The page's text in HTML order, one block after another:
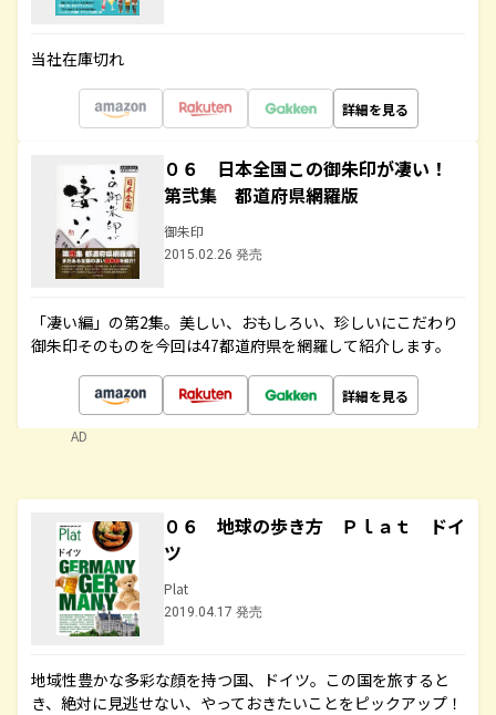
当社在庫切れ
詳細を見る
０６ 日本全国この御朱印が凄い！
第弐集 都道府県網羅版
御朱印
2015.02.26 発売
「凄い編」の第2集。美しい、おもしろい、珍しいにこだわり
御朱印そのものを今回は47都道府県を網羅して紹介します。
詳細を見る
AD
０６ 地球の歩き方 Ｐｌａｔ ドイ
ツ
Plat
2019.04.17 発売
地域性豊かな多彩な顔を持つ国、ドイツ。この国を旅すると
き、絶対に見逃せない、やっておきたいことをピックアップ！